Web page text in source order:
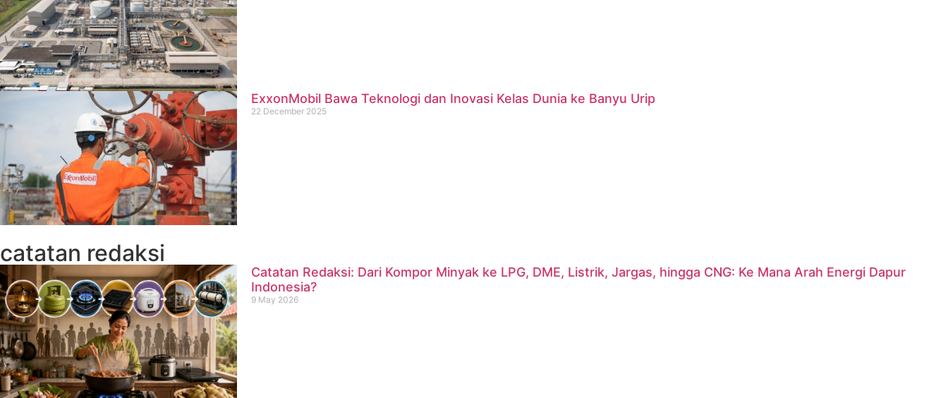
ExxonMobil Bawa Teknologi dan Inovasi Kelas Dunia ke Banyu Urip
22 December 2025
catatan redaksi
Catatan Redaksi: Dari Kompor Minyak ke LPG, DME, Listrik, Jargas, hingga CNG: Ke Mana Arah Energi Dapur
Indonesia?
9 May 2026